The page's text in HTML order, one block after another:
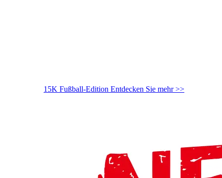
15K Fußball-Edition Entdecken Sie mehr >>